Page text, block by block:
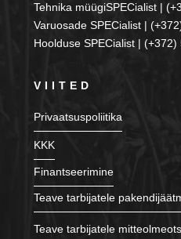
Tehnika müügiSPECialist |
Varuosade SPECialist |
Hoolduse SPECialist | (+372)
VIITED
Privaatsuspoliitika
KKK
Finantseerimine
Teave tarbijatele
Teave tarbijatele